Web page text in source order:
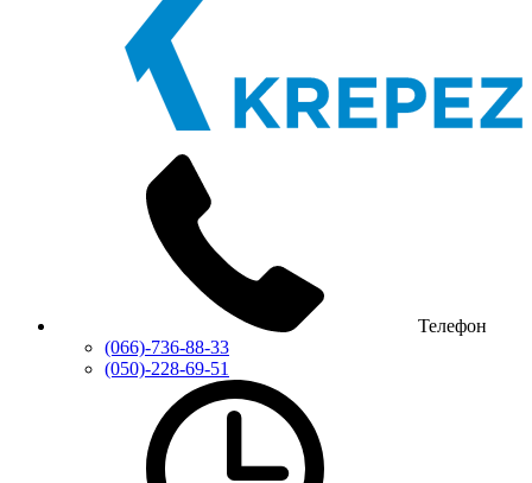
Телефон
(066)-736-88-33
(050)-228-69-51